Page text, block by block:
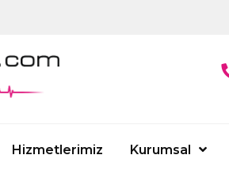
Hizmetlerimiz Kurumsal